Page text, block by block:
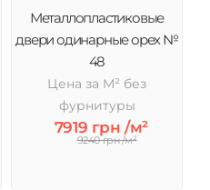
Металлопластиковые
двери одинарные орех №
48
Цена за М² без
фурнитуры
7919 грн /м²
9240 грн /м²